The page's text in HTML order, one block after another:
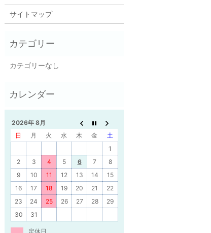
サイトマップ
カテゴリーなし
2026年 8月
日
月 火 水 木 金
土
1
2
3 4 5 6 7
8
9
10 11 12 13 14
15
16
17 18 19 20 21
22
23
24 25 26 27 28
29
30
31
定休日